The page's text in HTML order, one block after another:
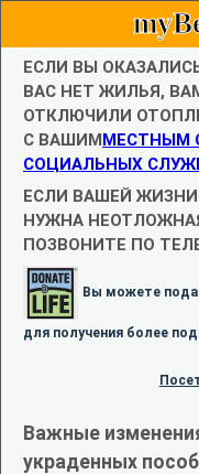
ЕСЛИ ВЫ
ВАС НЕТ ЖИЛЬЯ,
ОТКЛЮЧИЛИ
С ВАШИММЕСТНЫМ
СОЦИАЛЬНЫХ
ЕСЛИ ВАШЕЙ
НУЖНА
ПОЗВОНИТЕ ПО
Вы можете
для получения более
Важные
украденных